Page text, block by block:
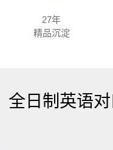
27年
精品沉淀
全日制英语